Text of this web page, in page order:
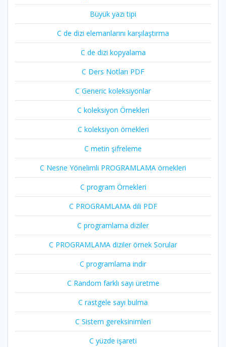
Büyük yazı tipi
C de dizi elemanlarını karşılaştırma
C de dizi kopyalama
C Ders Notları PDF
C Generic koleksiyonlar
C koleksiyon Örnekleri
C koleksiyon örnekleri
C metin şifreleme
C Nesne Yönelimli PROGRAMLAMA örnekleri
C program Örnekleri
C PROGRAMLAMA dili PDF
C programlama diziler
C PROGRAMLAMA diziler örnek Sorular
C programlama indir
C Random farklı sayı üretme
C rastgele sayı bulma
C Sistem gereksinimleri
C yüzde işareti